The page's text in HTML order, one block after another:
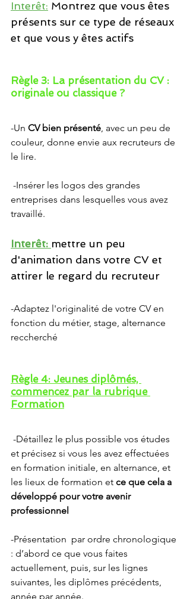
Interêt: Montrez que vous êtes
présents sur ce type de réseaux
et que vous y êtes actifs
Règle 3: La présentation du CV :
originale ou classique ?
-Un CV bien présenté, avec un peu de
couleur, donne envie aux recruteurs de
le lire.
entreprises dans lesquelles vous avez
travaillé.
Interêt: mettre un peu
d'animation dans votre CV et
attirer le regard du recruteur
-Adaptez l'originalité de votre CV en
fonction du métier, stage, alternance
reccherché
Règle 4: Jeunes diplômés,
commencez par la rubrique
Formation
et précisez si vous les avez effectuées
en formation initiale, en alternance, et
les lieux de formation et ce que cela a
développé pour votre avenir
professionnel
-Présentation  par ordre chronologique
: d’abord ce que vous faites
actuellement, puis, sur les lignes
suivantes, les diplômes précédents,
année par année.